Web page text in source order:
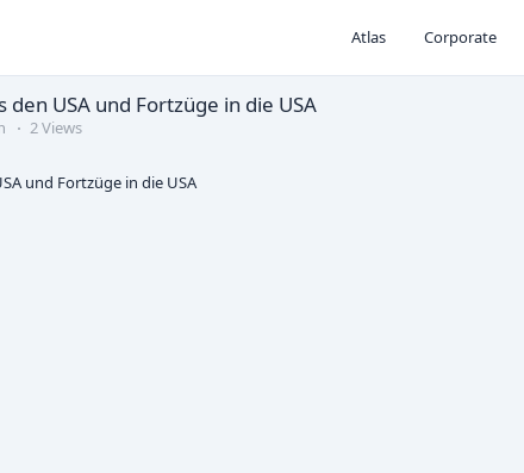
Atlas Corporate
den USA und Fortzüge in die USA
2 Views